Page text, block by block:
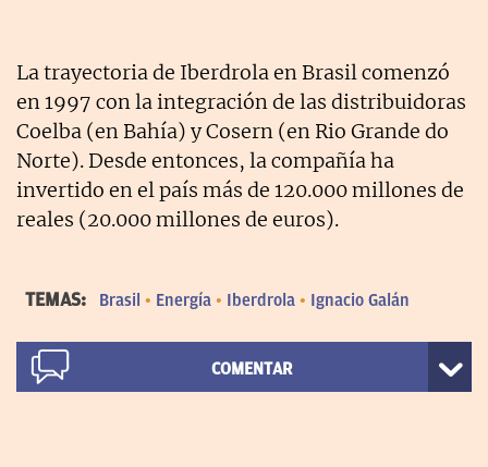
La trayectoria de Iberdrola en Brasil comenzó
en 1997 con la integración de las distribuidoras
Coelba (en Bahía) y Cosern (en Rio Grande do
Norte). Desde entonces, la compañía ha
invertido en el país más de 120.000 millones de
reales (20.000 millones de euros).
TEMAS: Brasil Energía Iberdrola Ignacio Galán
COMENTAR